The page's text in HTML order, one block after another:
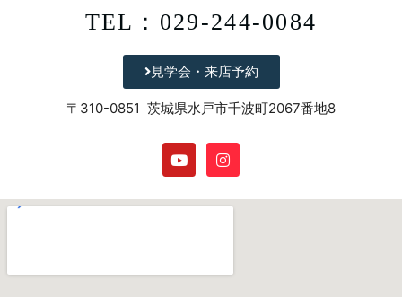
TEL：029-244-0084
見学会・来店予約
〒310-0851 茨城県水戸市千波町2067番地8
o
u
t
u
I
n
s
t
a
m